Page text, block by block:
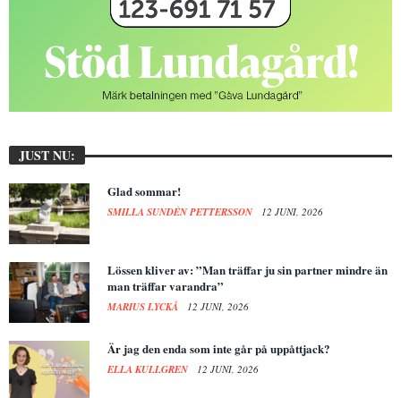
JUST NU:
Glad sommar!
SMILLA SUNDÉN PETTERSSON 12 JUNI, 2026
Lössen kliver av: ”Man träffar ju sin partner mindre än
man träffar varandra”
MARIUS LYCKÅ 12 JUNI, 2026
Är jag den enda som inte går på uppåttjack?
ELLA KULLGREN 12 JUNI, 2026